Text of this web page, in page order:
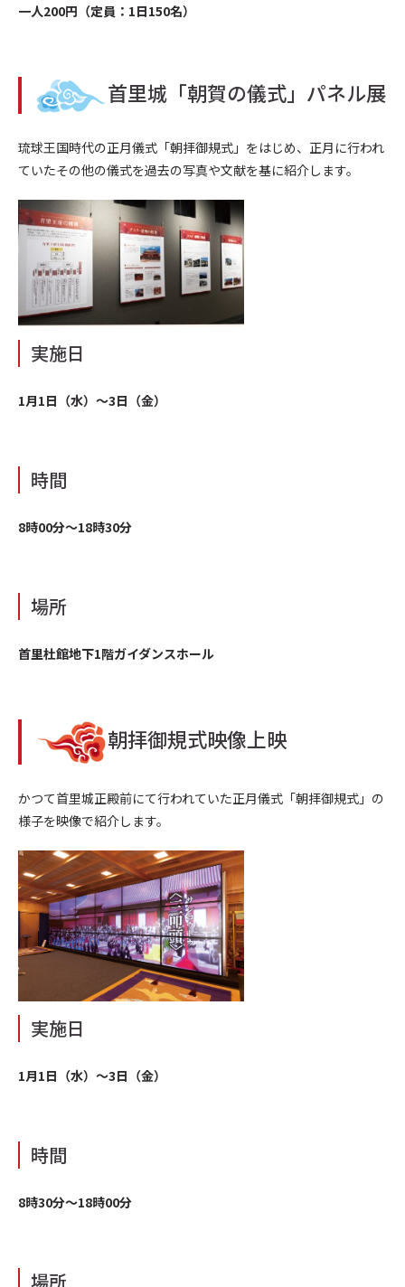
一人200円（定員：1日150名）
首里城「朝賀の儀式」パネル展
琉球王国時代の正月儀式「朝拝御規式」をはじめ、正月に行われ
ていたその他の儀式を過去の写真や文献を基に紹介します。
実施日
1月1日（水）～3日（金）
時間
8時00分〜18時30分
場所
首里杜館地下1階ガイダンスホール
朝拝御規式映像上映
かつて首里城正殿前にて行われていた正月儀式「朝拝御規式」の
様子を映像で紹介します。
実施日
1月1日（水）～3日（金）
時間
8時30分～18時00分
場所